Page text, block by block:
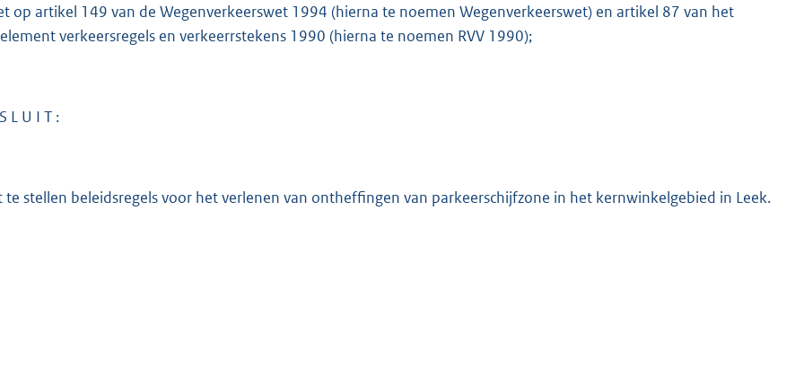
op artikel 149 van de Wegenverkeerswet 1994 (hierna te noemen Wegenverkeerswet) en artikel 87 van het
verkeersregels en verkeerrstekens 1990 (hierna te noemen RVV 1990);
L U I T :
te stellen beleidsregels voor het verlenen van ontheffingen van parkeerschijfzone in het kernwinkelgebied in Leek.